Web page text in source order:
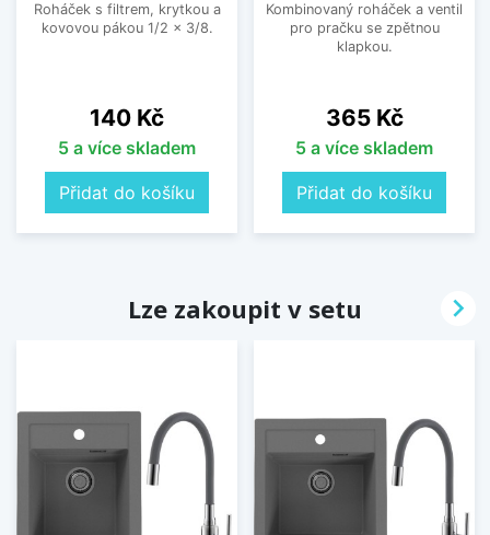
Roháček s filtrem, krytkou a
kovovou pákou 1/2 x 3/8.
Cena
140 Kč
5 a více skladem
Přidat do košíku
Kombinovaný roháček a ventil
pro pračku se zpětnou
klapkou.
Cena
365 Kč
5 a více skladem
Přidat do košíku
Lze zakoupit v setu 